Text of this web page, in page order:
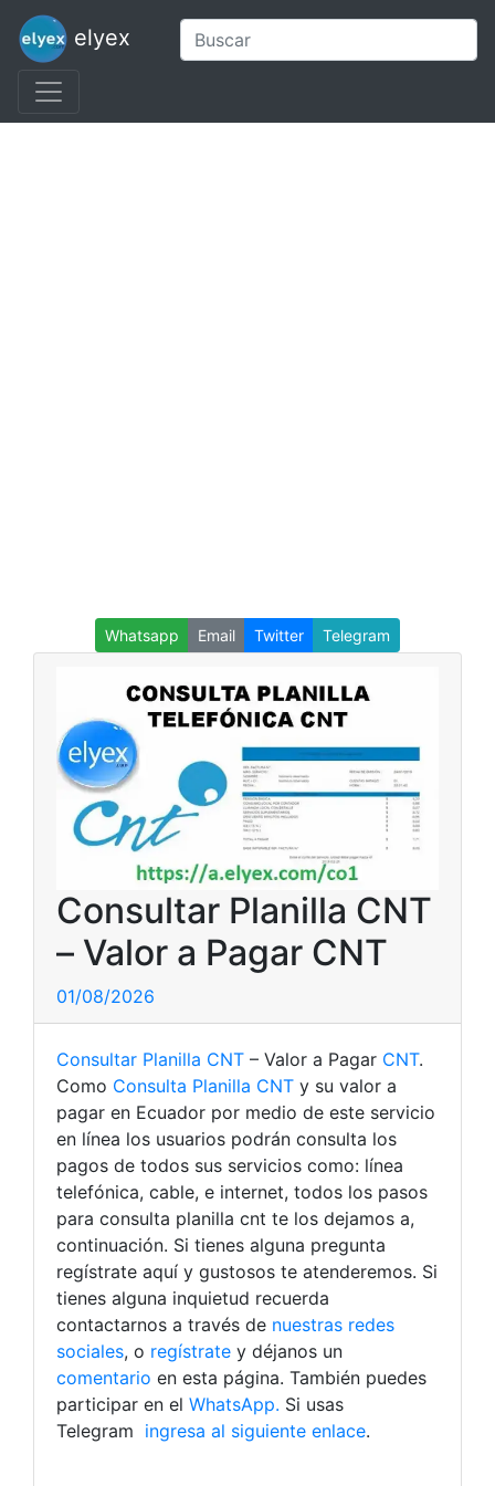
elyex
Whatsapp Email Twitter Telegram
Consultar Planilla CNT
– Valor a Pagar CNT
01/08/2026
Consultar Planilla CNT – Valor a Pagar CNT.
Como Consulta Planilla CNT y su valor a
pagar en Ecuador por medio de este servicio
en línea los usuarios podrán consulta los
pagos de todos sus servicios como: línea
telefónica, cable, e internet, todos los pasos
para consulta planilla cnt te los dejamos a,
continuación. Si tienes alguna pregunta
regístrate aquí y gustosos te atenderemos. Si
tienes alguna inquietud recuerda
contactarnos a través de nuestras redes
sociales, o regístrate y déjanos un
comentario en esta página. También puedes
participar en el WhatsApp. Si usas
Telegram ingresa al siguiente enlace.